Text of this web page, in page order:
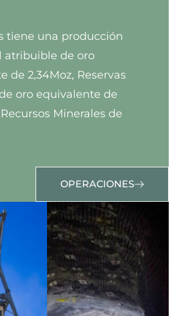
tiene una producción
atribuible de oro
de 2,34Moz, Reservas
oro equivalente de
Minerales de
OPERACIONES